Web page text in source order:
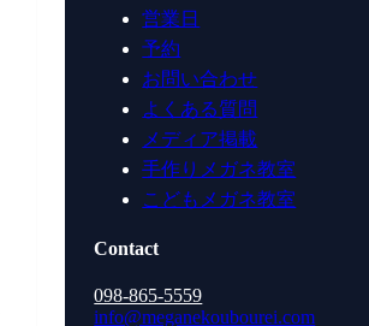
営業日
予約
お問い合わせ
よくある質問
メディア掲載
手作りメガネ教室
こどもメガネ教室
Contact
098-865-5559
info@meganekoubourei.com